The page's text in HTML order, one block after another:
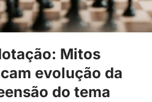
Mitos
evolução da
do tema